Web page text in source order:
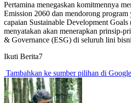
Pertamina menegaskan komitmennya
Emission 2060 dan mendorong program
capaian Sustainable Development Goals
menyatakan akan menerapkan prinsip-
& Governance (ESG) di seluruh lini
Ikuti Berita7
Tambahkan ke sumber pilihan di Google